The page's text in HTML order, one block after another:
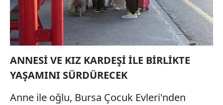
ANNESİ VE KIZ KARDEŞİ İLE BİRLİKTE
YAŞAMINI SÜRDÜRECEK
Anne ile oğlu, Bursa Çocuk Evleri'nden